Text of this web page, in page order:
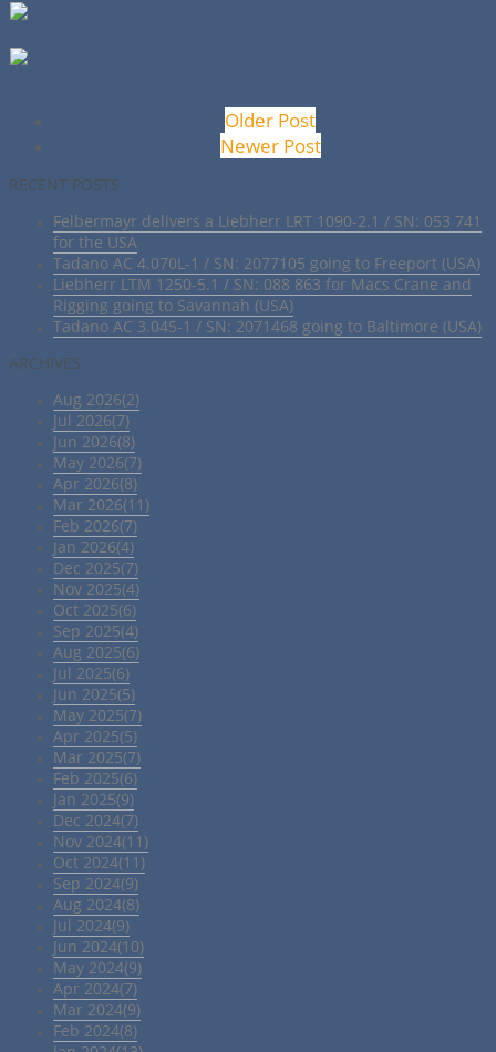
Older Post
Newer Post
RECENT POSTS
Felbermayr delivers a Liebherr LRT 1090-2.1 / SN: 053 741
for the USA
Tadano AC 4.070L-1 / SN: 2077105 going to Freeport (USA)
Liebherr LTM 1250-5.1 / SN: 088 863 for Macs Crane and
Rigging going to Savannah (USA)
Tadano AC 3.045-1 / SN: 2071468 going to Baltimore (USA)
ARCHIVES
Aug 2026(2)
Jul 2026(7)
Jun 2026(8)
May 2026(7)
Apr 2026(8)
Mar 2026(11)
Feb 2026(7)
Jan 2026(4)
Dec 2025(7)
Nov 2025(4)
Oct 2025(6)
Sep 2025(4)
Aug 2025(6)
Jul 2025(6)
Jun 2025(5)
May 2025(7)
Apr 2025(5)
Mar 2025(7)
Feb 2025(6)
Jan 2025(9)
Dec 2024(7)
Nov 2024(11)
Oct 2024(11)
Sep 2024(9)
Aug 2024(8)
Jul 2024(9)
Jun 2024(10)
May 2024(9)
Apr 2024(7)
Mar 2024(9)
Feb 2024(8)